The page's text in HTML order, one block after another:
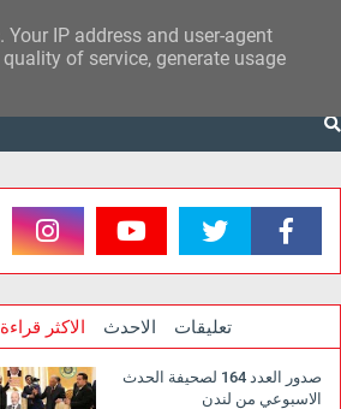
الاكثر قراءة الاحدث تعليقات
صدور العدد 164 لصحيفة الحدث
الاسبوعي من لندن
IP address and user-agent
of service, generate usage